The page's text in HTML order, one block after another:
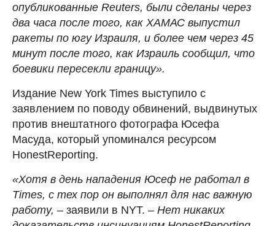
опубликованные Reuters, были сделаны через
два часа после того, как ХАМАС выпустил
ракеты по югу Израиля, и более чем через 45
минут после того, как Израиль сообщил, что
боевики пересекли границу».
Издание New York Times выступило с
заявлением по поводу обвинений, выдвинутых
против внештатного фотографа Юсефа
Масуда, который упоминался ресурсом
HonestReporting.
«Хотя в день нападения Юсеф не работал в
Times, с тех пор он выполнял для нас важную
работу, – заявили в NYT. – Нет никаких